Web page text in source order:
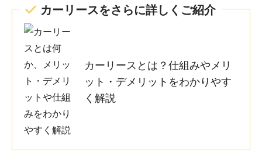
カーリースをさらに詳しくご紹介
カーリースとは？仕組みやメリ
ット・デメリットをわかりやす
く解説